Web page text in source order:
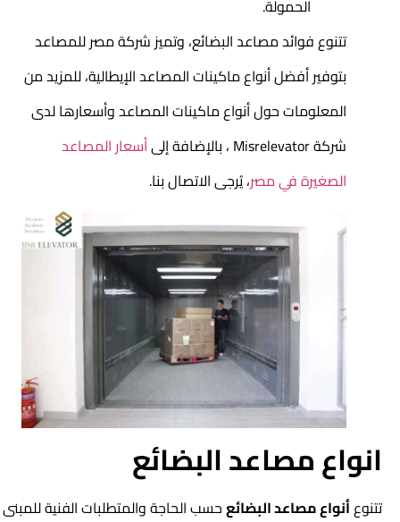
الحمولة.
تتنوع فوائد مصاعد البضائع، وتميز شركة مصر للمصاعد
بتوفير أفضل أنواع ماكينات المصاعد الإيطالية، للمزيد من
المعلومات حول أنواع ماكينات المصاعد وأسعارها لدى
شركة Misrelevator ، بالإضافة إلى
أسعار المصاعد
الصغيرة في مصر، يُرجى الاتصال بنا.
انواع مصاعد البضائع
تتنوعأنواع مصاعد البضائعحسب الحاجة والمتطلبات الفنية للمبنى أو